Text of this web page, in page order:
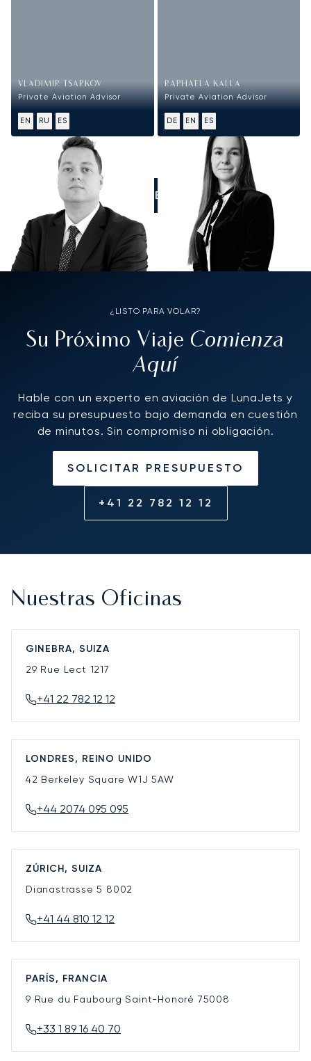
VLADIMIR TSARKOV
Private Aviation Advisor
EN RU ES
RAPHAELA KALLA
Private Aviation Advisor
DE EN ES
LLÁMENOS
¿LISTO PARA VOLAR?
Su Próximo Viaje Comienza
Aquí
Hable con un experto en aviación de LunaJets y
reciba su presupuesto bajo demanda en cuestión
de minutos. Sin compromiso ni obligación.
SOLICITAR PRESUPUESTO
+41 22 782 12 12
Nuestras Oficinas
GINEBRA, SUIZA
29 Rue Lect 1217
+41 22 782 12 12
LONDRES, REINO UNIDO
42 Berkeley SquareW1J 5AW
+44 2074 095 095
ZÚRICH, SUIZA
Dianastrasse 5 8002
+41 44 810 12 12
PARÍS, FRANCIA
9 Rue du Faubourg Saint-Honoré 75008
+33 1 89 16 40 70